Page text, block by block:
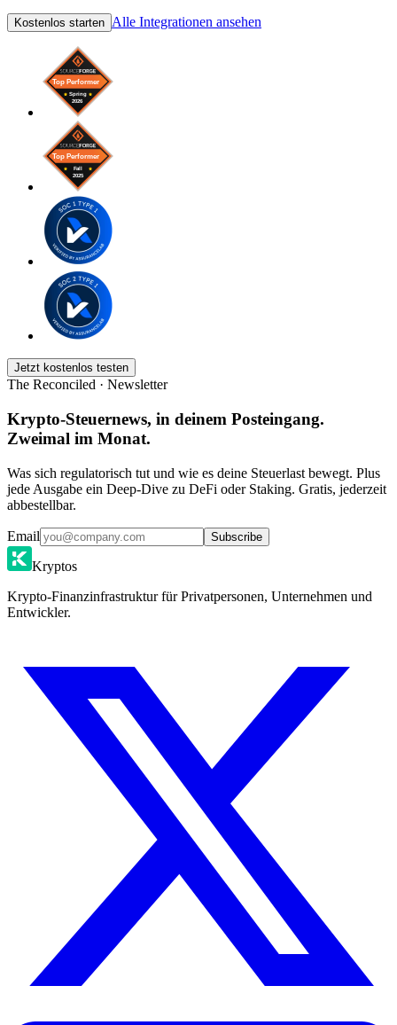
Kostenlos starten Alle Integrationen ansehen
Jetzt kostenlos testen
The Reconciled · Newsletter
Krypto-Steuernews, in deinem Posteingang.
Zweimal im Monat.
Was sich regulatorisch tut und wie es deine Steuerlast bewegt. Plus
jede Ausgabe ein Deep-Dive zu DeFi oder Staking. Gratis, jederzeit
abbestellbar.
Email Subscribe
Kryptos
Krypto-Finanzinfrastruktur für Privatpersonen, Unternehmen und
Entwickler.